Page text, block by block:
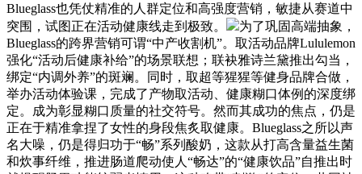
Blueglass也凭仗精准的人群定位和高强度营销，敏捷从赛道中
突围，试图正在活动健康线走到极致。
为了巩固高端抽象，
Blueglass的跨界营销可谓“中产收割机”。取活动品牌Lululemon
强化“活动后健康补给”的场景联想；联袂雅诗兰黛推出勾当，
绑定“内调外养”的斑斓。同时，取超等猩猩等健身品牌合做，
举办活动体验课，完成了产物取活动、健康糊口体例的深度绑
定。成为彰显糊口质量的社交符号。然而其成功的焦点，仍是
正在于精准拿捏了女性的身段焦炙取健康。Blueglass之所以声
名大噪，仍是得归功于“畅”系列酸奶，这款从打高含量益生菌
和炊事纤维，推进肠道爬动使人“畅达”的“健康饮品”自推出时